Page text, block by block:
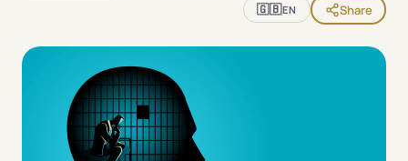
🇬🇧EN Share